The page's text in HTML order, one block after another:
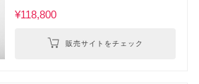
¥118,800
販売サイトをチェック